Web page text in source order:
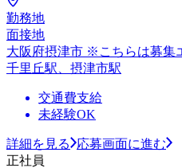
勤務地
面接地
大阪府摂津市 ※こちらは募集
千里丘駅、摂津市駅
交通費支給
未経験OK
詳細を見る
応募画面に進む
正社員